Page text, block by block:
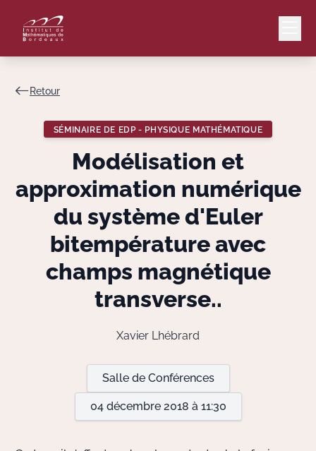
Lang
Le Laboratoire
Recherche
Retour
SÉMINAIRE DE EDP - PHYSIQUE MATHÉMATIQUE
Modélisation et
approximation numérique
du système d'Euler
bitempérature avec
champs magnétique
transverse..
Xavier Lhébrard
Salle de Conférences
04 décembre 2018 à 11:30